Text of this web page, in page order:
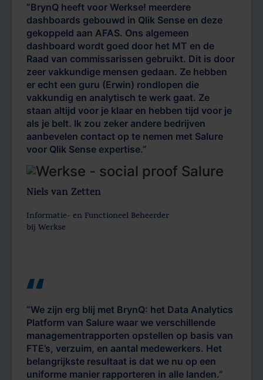
“BrynQ heeft voor Werkse! meerdere
dashboards gebouwd in Qlik Sense en deze
gekoppeld aan AFAS. Ons algemeen
dashboard wordt goed door het MT en de
Raad van commissarissen gebruikt. Dit is door
zeer vakkundige mensen gedaan. Ze hebben
er echt een guru (Erwin) rondlopen die
vakkundig en analytisch te werk gaat. Ze
staan altijd voor je klaar en hebben tijd voor je
als je belt. Ik zou zeker andere bedrijven
aanbevelen contact op te nemen met Salure
voor Qlik Sense expertise.”
Niels van Zetten
Informatie- en Functioneel Beheerder
bij Werkse
“We zijn erg blij met BrynQ: het Data Analytics
Platform van Salure waar we verschillende
managementrapporten opstellen op basis van
FTE’s, verzuim, en aantal medewerkers. Het
belangrijkste resultaat is dat we nu op een
uniforme manier rapporteren in alle landen.”